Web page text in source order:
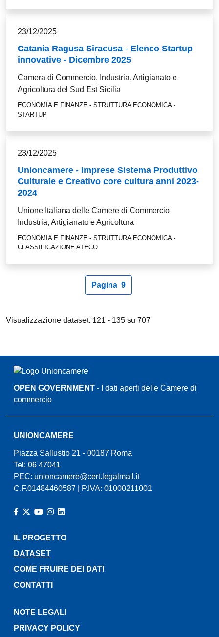
23/12/2025
Catania Ragusa Siracusa - Elenco Startup
innovative - Dicembre 2025
Camera di Commercio, Industria, Artigianato e
Agricoltura del Sud Est Sicilia
ECONOMIA E FINANZE - STRUTTURA ECONOMICA -
STARTUP
23/12/2025
Unioncamere - Imprese Sistema Produttivo
Culturale e Creativo core cultura anni 2023-
2024
Unione Italiana delle Camere di Commercio
Industria, Artigianato e Agricoltura
ECONOMIA E FINANZE - STRUTTURA ECONOMICA -
CLASSIFICAZIONE ATECO
Paginazione
Pagina precedente
Pagina attuale
Pagina 9
Visualizzazione dataset: 121 - 135 su 707
OPEN GOVERNMENT - I dati aperti delle Camere di
commercio
UNIONCAMERE
Piazza Sallustio 21 - 00187 Roma
Tel: 06 47041
PEC: unioncamere@cert.legalmail.it
C.F.01484460587 | P.IVA: 01000211001
IL PROGETTO
DATASET
COME FRUIRE DEI DATI
CONTATTI
NOTE LEGALI
PRIVACY POLICY